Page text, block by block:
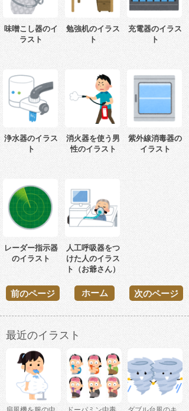
味噌こし器のイ
ラスト
勉強机のイラス
ト
充電器のイラス
ト
浄水器のイラス
ト
消火器を使う男
性のイラスト
紫外線消毒器の
イラスト
レーダー指示器
のイラスト
人工呼吸器をつ
けた人のイラス
ト（お爺さん）
前のページ 次のページ
ホーム
最近のイラスト